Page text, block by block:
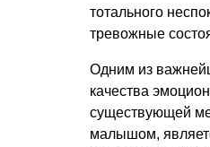
тотального
тревожные
Одним из
качества
существующей
малышом,